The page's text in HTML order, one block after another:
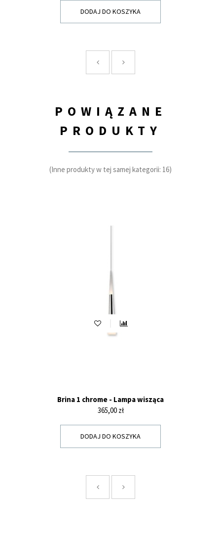
DODAJ DO KOSZYKA
POWIĄZANE
PRODUKTY
(Inne produkty w tej samej kategorii: 16)
Brina 1 chrome - Lampa wisząca
Cena
365,00 zł
DODAJ DO KOSZYKA